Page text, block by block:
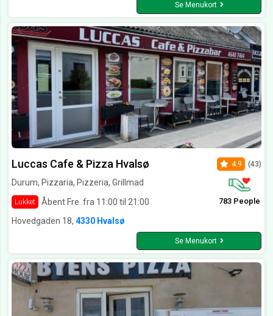
Se Menukort
Luccas Cafe & Pizza Hvalsø
Durum, Pizzaria, Pizzeria, Grillmad
Lukket Åbent Fre. fra 11:00 til 21:00
4.9 (43)
783 People
Hovedgaden 18, 4330 Hvalsø
Se Menukort